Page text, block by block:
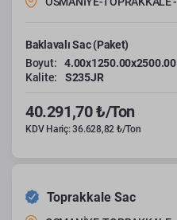
Baklavalı Sac (Paket)
Boyut:
4.00x1250.00x2500.00
Kalite:
S235JR
40.291,70 ₺/Ton
KDV Hariç: 36.628,82 ₺/Ton
Toprakkale Sac